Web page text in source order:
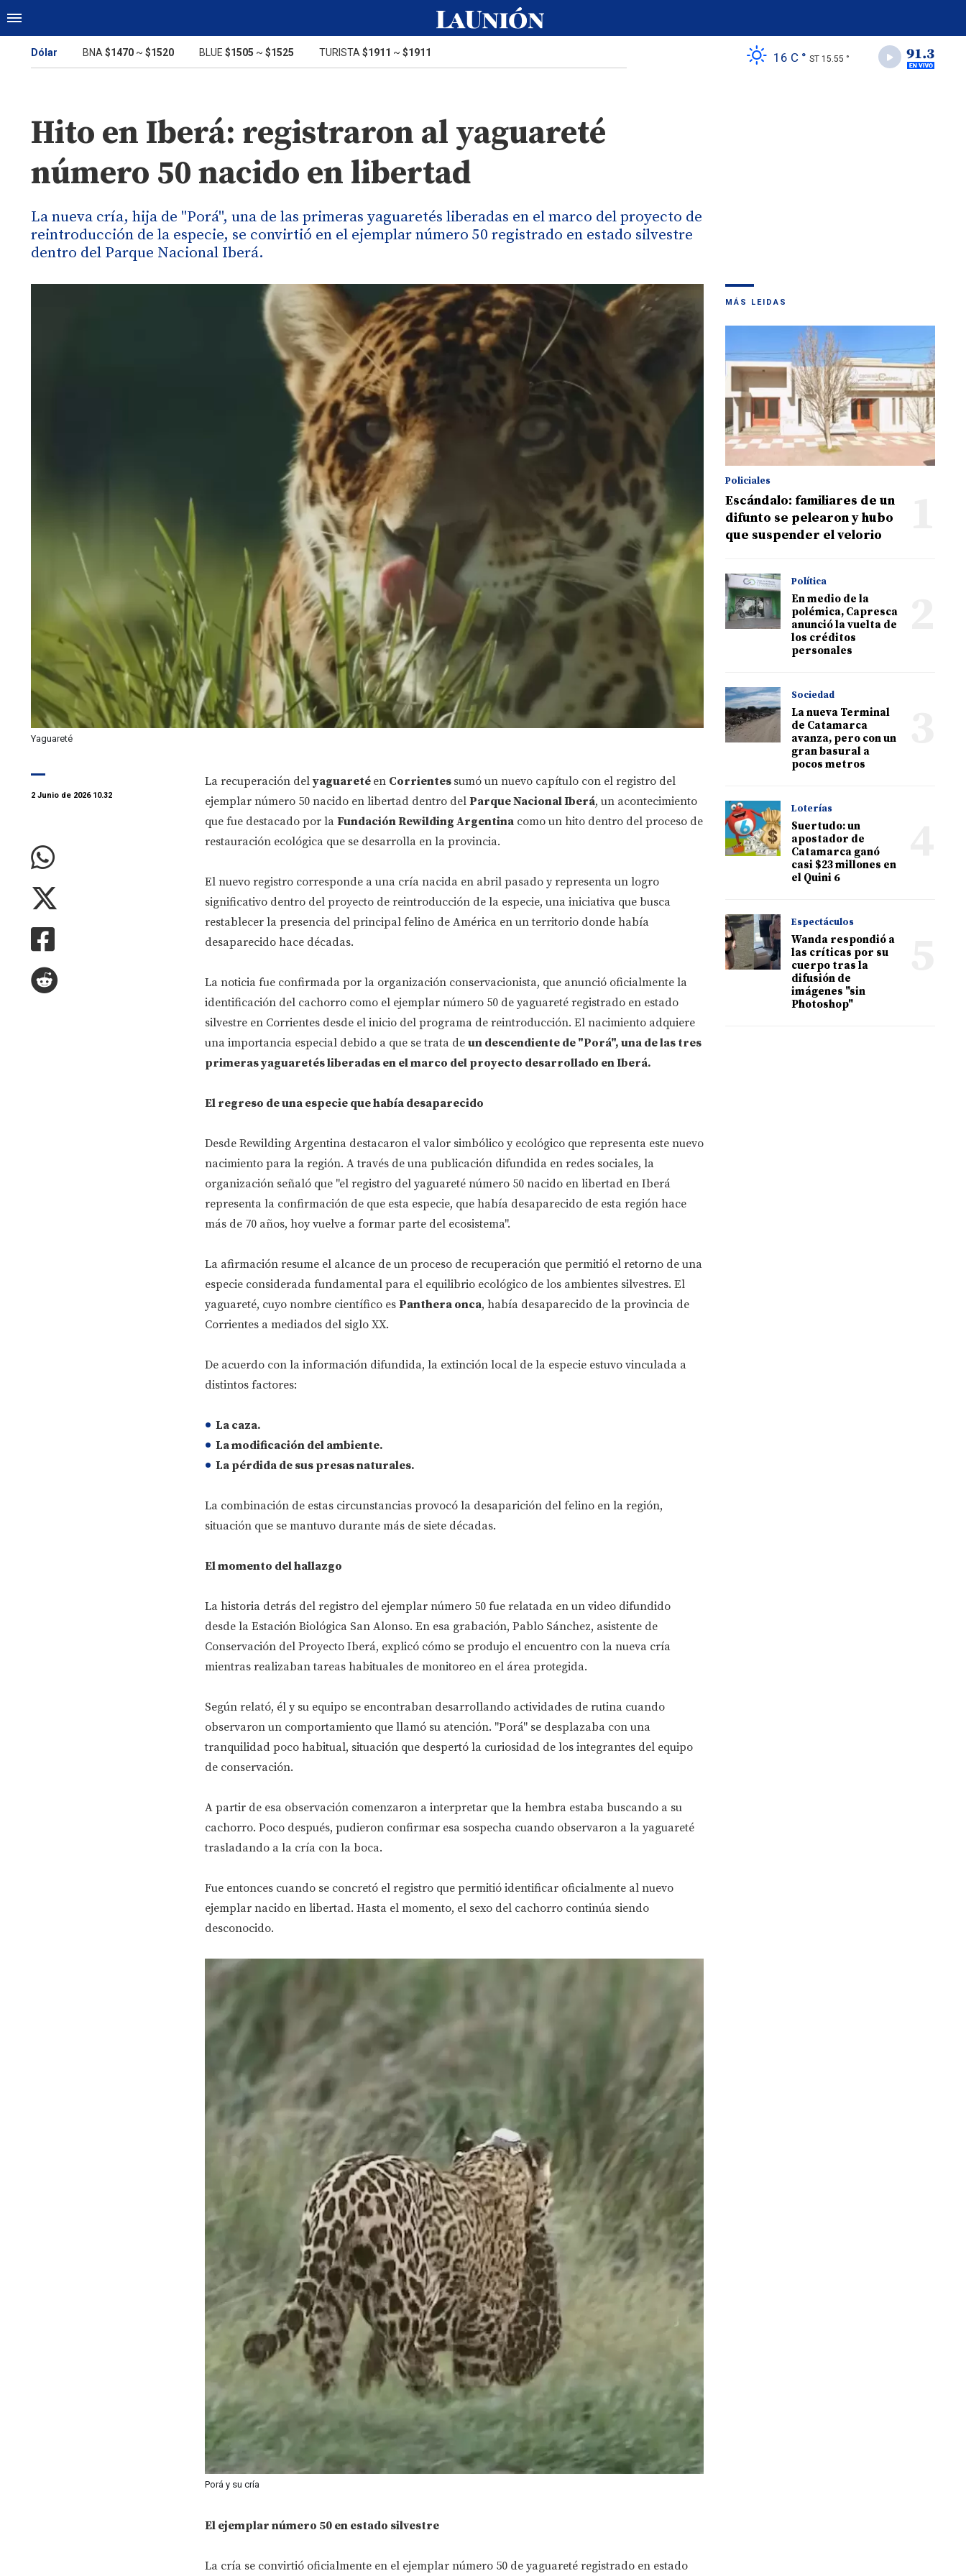
Dólar BNA $1470 ~ $1520 BLUE $1505 ~ $1525 TURISTA $1911 ~ $1911 16 C ° ST 15.55 °
Hito en Iberá: registraron al yaguareté
número 50 nacido en libertad
La nueva cría, hija de "Porá", una de las primeras yaguaretés liberadas en el marco del proyecto de
reintroducción de la especie, se convirtió en el ejemplar número 50 registrado en estado silvestre
dentro del Parque Nacional Iberá.
Yaguareté
2 Junio de 2026 10.32
La recuperación del yaguareté en Corrientes sumó un nuevo capítulo con el registro del
ejemplar número 50 nacido en libertad dentro del Parque Nacional Iberá, un acontecimiento
que fue destacado por la Fundación Rewilding Argentinacomo un hito dentro del proceso de
restauración ecológica que se desarrolla en la provincia.
El nuevo registro corresponde a una cría nacida en abril pasado y representa un logro
significativo dentro del proyecto de reintroducción de la especie, una iniciativa que busca
restablecer la presencia del principal felino de América en un territorio donde había
desaparecido hace décadas.
La noticia fue confirmada por la organización conservacionista, que anunció oficialmente la
identificación del cachorro como el ejemplar número 50 de yaguareté registrado en estado
silvestre en Corrientes desde el inicio del programa de reintroducción. El nacimiento adquiere
una importancia especial debido a que se trata de un descendiente de "Porá", una de las tres
primeras yaguaretés liberadas en el marco del proyecto desarrollado en Iberá.
El regreso de una especie que había desaparecido
Desde Rewilding Argentina destacaron el valor simbólico y ecológico que representa este nuevo
nacimiento para la región. A través de una publicación difundida en redes sociales, la
organización señaló que "el registro del yaguareté número 50 nacido en libertad en Iberá
representa la confirmación de que esta especie, que había desaparecido de esta región hace
más de 70 años, hoy vuelve a formar parte del ecosistema".
La afirmación resume el alcance de un proceso de recuperación que permitió el retorno de una
especie considerada fundamental para el equilibrio ecológico de los ambientes silvestres. El
yaguareté, cuyo nombre científico es Panthera onca, había desaparecido de la provincia de
Corrientes a mediados del siglo XX.
De acuerdo con la información difundida, la extinción local de la especie estuvo vinculada a
distintos factores:
La caza.
La modificación del ambiente.
La pérdida de sus presas naturales.
La combinación de estas circunstancias provocó la desaparición del felino en la región,
situación que se mantuvo durante más de siete décadas.
El momento del hallazgo
La historia detrás del registro del ejemplar número 50 fue relatada en un video difundido
desde la Estación Biológica San Alonso. En esa grabación, Pablo Sánchez, asistente de
Conservación del Proyecto Iberá, explicó cómo se produjo el encuentro con la nueva cría
mientras realizaban tareas habituales de monitoreo en el área protegida.
Según relató, él y su equipo se encontraban desarrollando actividades de rutina cuando
observaron un comportamiento que llamó su atención. "Porá" se desplazaba con una
tranquilidad poco habitual, situación que despertó la curiosidad de los integrantes del equipo
de conservación.
A partir de esa observación comenzaron a interpretar que la hembra estaba buscando a su
cachorro. Poco después, pudieron confirmar esa sospecha cuando observaron a la yaguareté
trasladando a la cría con la boca.
Fue entonces cuando se concretó el registro que permitió identificar oficialmente al nuevo
ejemplar nacido en libertad. Hasta el momento, el sexo del cachorro continúa siendo
desconocido.
Porá y su cría
El ejemplar número 50 en estado silvestre
La cría se convirtió oficialmente en el ejemplar número 50 de yaguareté registrado en estado
MÁS LEIDAS
Policiales
Escándalo: familiares de un
difunto se pelearon y hubo
que suspender el velorio
Política
En medio de la
polémica, Capresca
anunció la vuelta de
los créditos
personales
Sociedad
La nueva Terminal
de Catamarca
avanza, pero con un
gran basural a
pocos metros
Loterías
Suertudo: un
apostador de
Catamarca ganó
casi $23 millones en
el Quini 6
Espectáculos
Wanda respondió a
las críticas por su
cuerpo tras la
difusión de
imágenes "sin
Photoshop"